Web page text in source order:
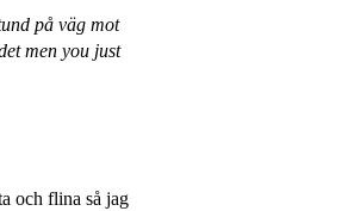
på väg mot
men you just
och flina så jag